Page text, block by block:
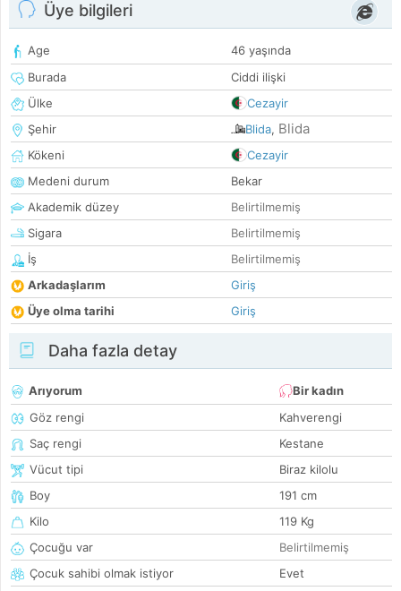
Üye bilgileri
Age
46 yaşında
Burada
Ciddi ilişki
Ülke
Cezayir
Şehir
Blida, Blida
Kökeni
Cezayir
Medeni durum
Bekar
Akademik düzey
Belirtilmemiş
Sigara
Belirtilmemiş
İş
Belirtilmemiş
Arkadaşlarım
Giriş
Üye olma tarihi
Giriş
Daha fazla detay
Arıyorum
Bir kadın
Göz rengi
Kahverengi
Saç rengi
Kestane
Vücut tipi
Biraz kilolu
Boy
191 cm
Kilo
119 Kg
Çocuğu var
Belirtilmemiş
Çocuk sahibi olmak istiyor
Evet